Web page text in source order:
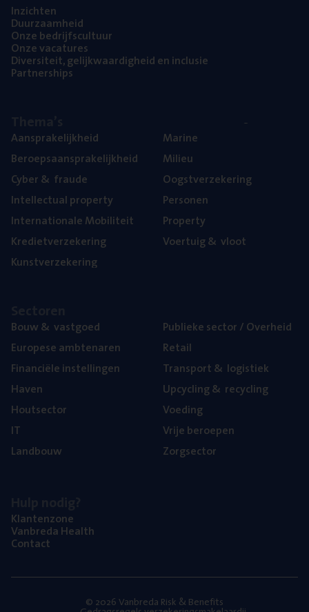
Inzich­ten
Duur­zaam­heid
Onze bedrijfs­cul­tuur
Onze vaca­tu­res
Diver­si­teit, gelijk­waar­dig­heid en inclusie
Part­ner­ships
Aan­spra­ke­lijk­heid
Beroeps­aan­spra­ke­lijk­heid
Cyber& fraude
Intel­lec­tu­al property
Inter­na­ti­o­na­le Mobiliteit
Kre­diet­ver­ze­ke­ring
Kunst­ver­ze­ke­ring
Mari­ne
Mili­eu
Oogst­ver­ze­ke­ring
Per­so­nen
Pro­per­ty
Voer­tuig& vloot
Bouw& vastgoed
Euro­pe­se ambtenaren
Finan­ci­ë­le instellingen
Haven
Hout­sec­tor
IT
Land­bouw
Publie­ke sec­tor / Overheid
Retail
Trans­port& logistiek
Upcy­cling& recycling
Voe­ding
Vrije beroe­pen
Zorg­sec­tor
Klan­ten­zo­ne
Van­b­re­da Health
Con­tact
© 2026 Vanbreda Risk & Benefits